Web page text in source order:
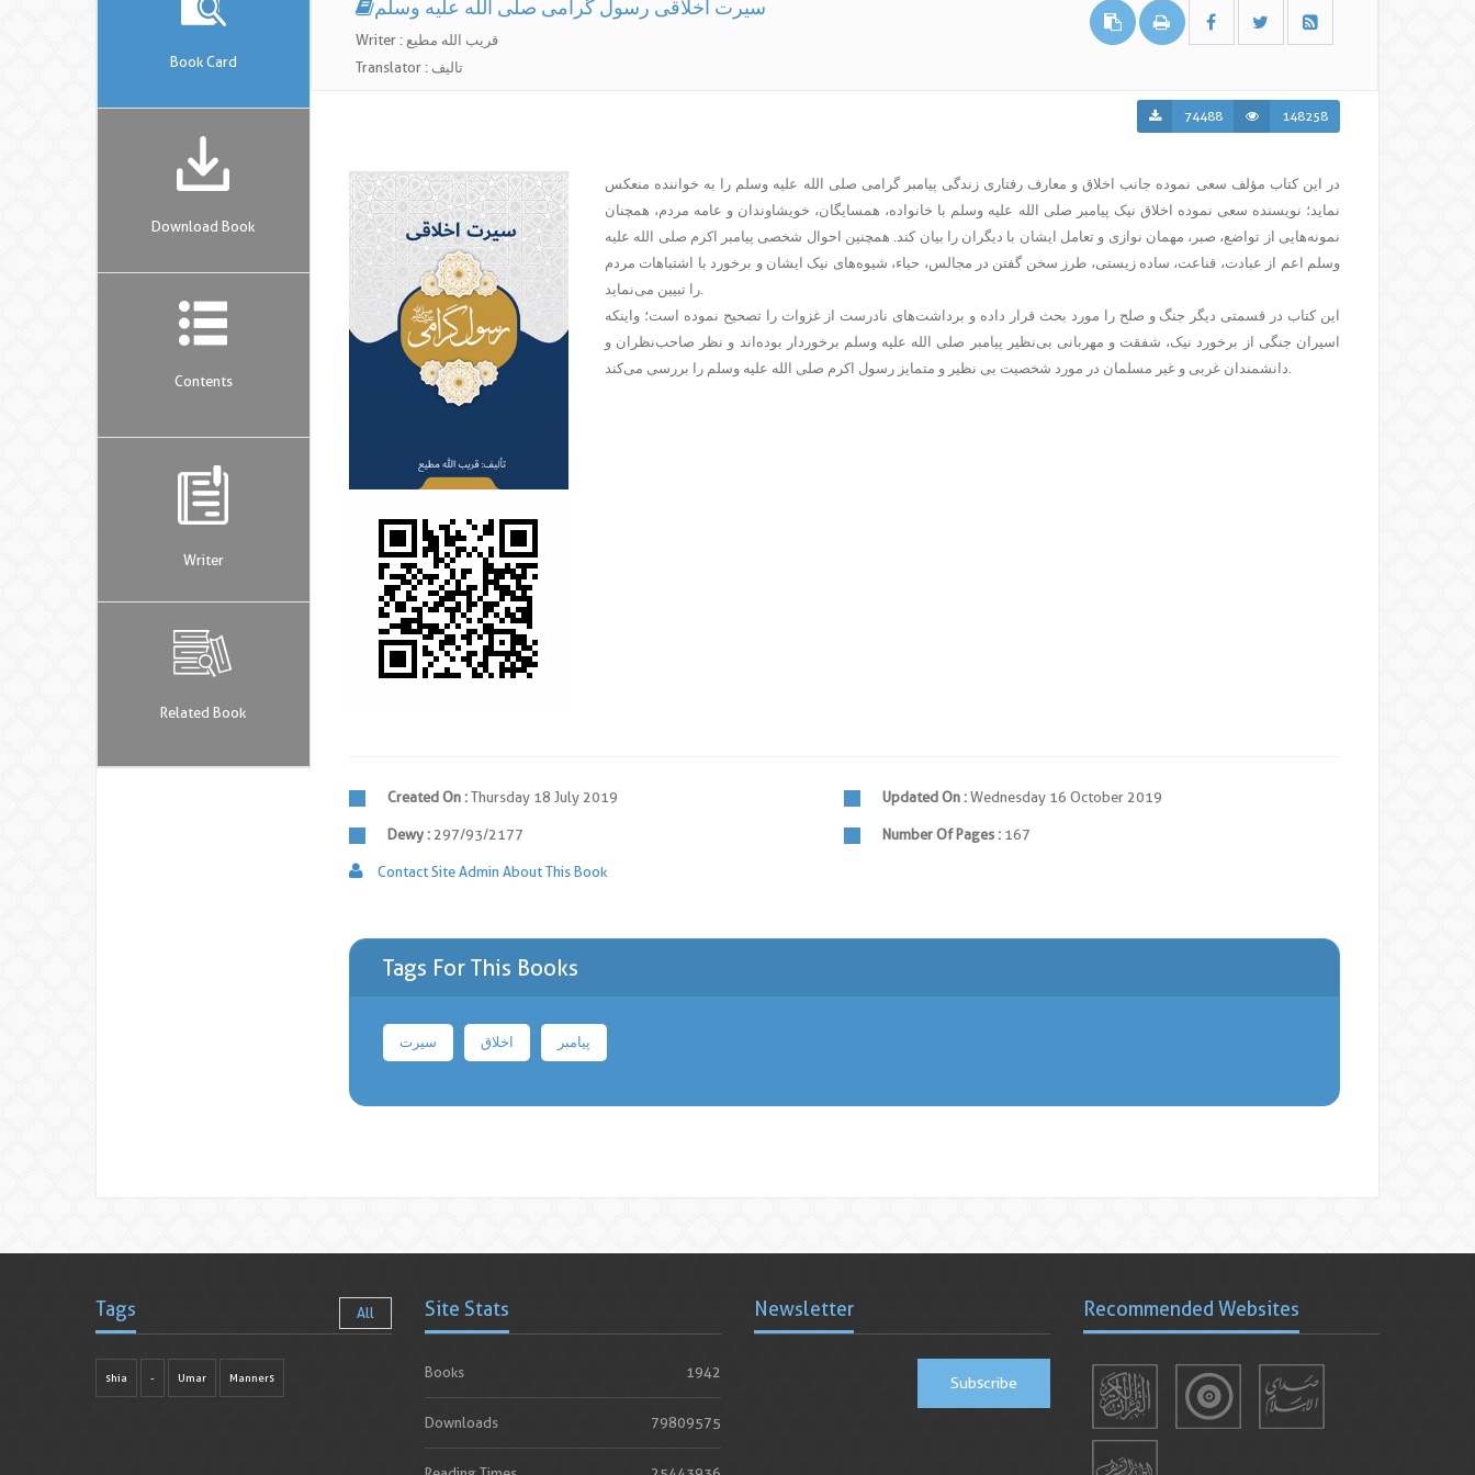
Book Card
Download Book
Contents
Writer
Related Book
سیرت اخلاقی رسول گرامی صلی الله علیه وسلم
Writer : قریب الله مطیع
Translator : تالیف
74488 148258
در این کتاب مؤلف سعی نموده جانب اخلاق و معارف رفتاری زندگی پیامبر گرامی صلی الله علیه وسلم را به خواننده منعکس
نماید؛ نویسنده سعی نموده اخلاق نیک پیامبر صلی الله علیه وسلم با خانواده، همسایگان، خویشاوندان و عامه مردم، همچنان
نمونه‌هایی از تواضع، صبر، مهمان نوازی و تعامل ایشان با دیگران را بیان کند. همچنین احوال شخصی پیامبر اکرم صلی الله علیه
وسلم اعم از عبادت، قناعت، ساده زیستی، طرز سخن گفتن در مجالس، حیاء، شیوه‌های نیک ایشان و برخورد با اشتباهات مردم
را تبیین می‌نماید.
این کتاب در قسمتی دیگر جنگ و صلح را مورد بحث قرار داده و برداشت‌های نادرست از غزوات را تصحیح نموده است؛ واینکه
اسیران جنگی از برخورد نیک، شفقت و مهربانی بی‌نظیر پیامبر صلی الله علیه وسلم برخوردار بوده‌اند و نظر صاحب‌نظران و
دانشمندان غربی و غیر مسلمان در مورد شخصیت بی نظیر و متمایز رسول اکرم صلی الله علیه وسلم را بررسی می‌کند.
Created On : Thursday 18 July 2019 Updated On : Wednesday 16 October 2019
Dewy : 297/93/2177 Number Of Pages : 167
Contact Site Admin About This Book
Tags For This Books
سیرت اخلاق پیامبر
Tags All
shia - Umar Manners
Site Stats
Books 1942
Downloads 79809575
Newsletter
Subscribe
Recommended Websites